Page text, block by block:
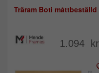
Träram Boti måttbeställd
1.094 kr